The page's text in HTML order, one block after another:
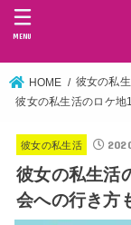
MENU
HOME
彼女の私
彼女の私生活のロケ地
彼女の私生活
彼女の私生活
会への行き方